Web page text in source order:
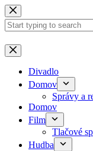
Skip
to
content
No
results
Divadlo
Domov
Správy a
Domov
Film
Tlačové
Hudba